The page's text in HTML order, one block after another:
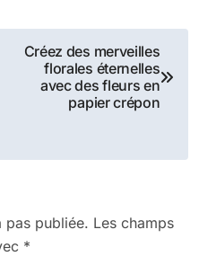
Créez des merveilles
florales éternelles
avec des fleurs en
papier crépon
pas publiée. Les champs
*